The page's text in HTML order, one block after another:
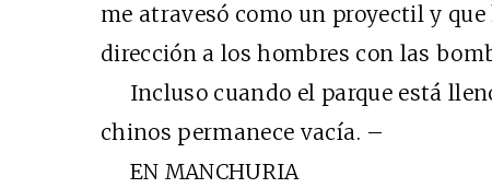
me atravesó como un proyectil y
dirección a los hombres con las
Incluso cuando el parque está
chinos permanece vacía. –
EN MANCHURIA